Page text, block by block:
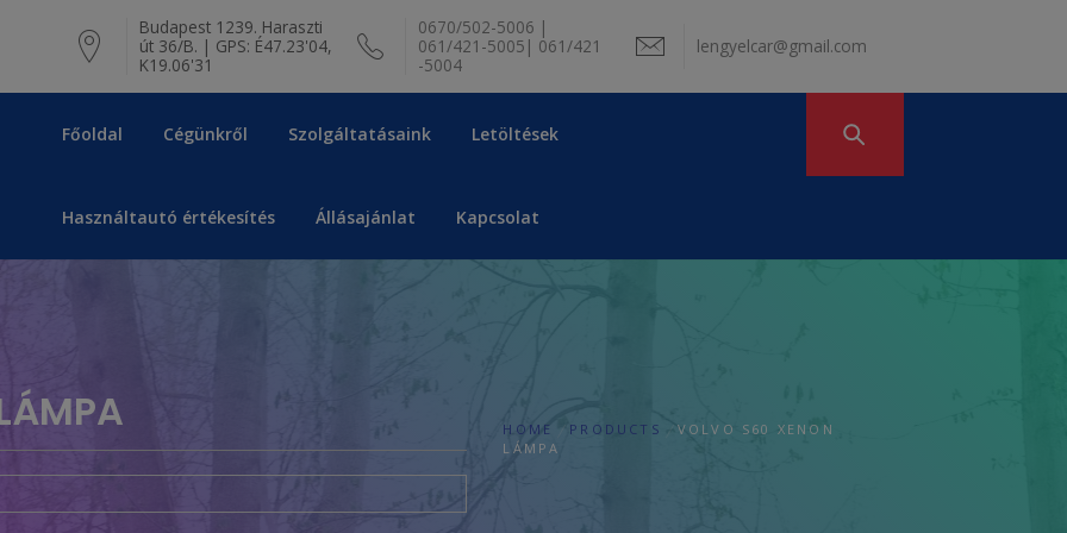
Budapest 1239. Haraszti
út 36/B. | GPS: É47.23'04,
K19.06'31
0670/502-5006 |
061/421-5005| 061/421
-5004
lengyelcar@gmail.com
Főoldal Cégünkről Szolgáltatásaink Letöltések
Használtautó értékesítés Állásajánlat Kapcsolat
HOME PRODUCTS
VOLVO S60 XENON
LÁMPA